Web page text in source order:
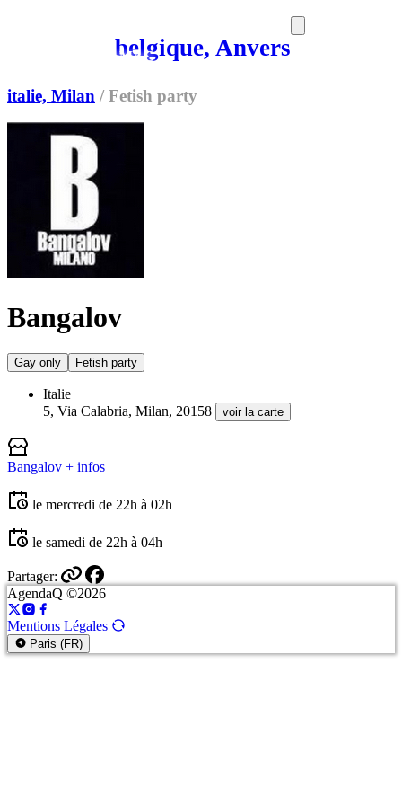
belgique, Anvers
MEDIAMAG
italie, Milan / Fetish party
Bangalov
Gay only Fetish party
Italie
5, Via Calabria, Milan, 20158
voir la carte
Bangalov + infos
le mercredi de 22h à 02h
le samedi de 22h à 04h
Partager:
AgendaQ ©2026
Mentions Légales
Paris (FR)